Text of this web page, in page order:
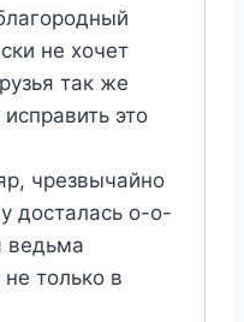
не хочет
так же
это
чрезвычайно
досталась о-о-
ведьма
только в